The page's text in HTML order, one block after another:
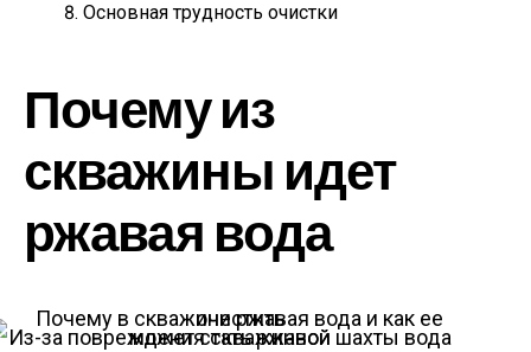
Основная трудность очистки
Почему из
скважины идет
ржавая вода
Из-за повреждения скважинной шахты вода может стать ржавой